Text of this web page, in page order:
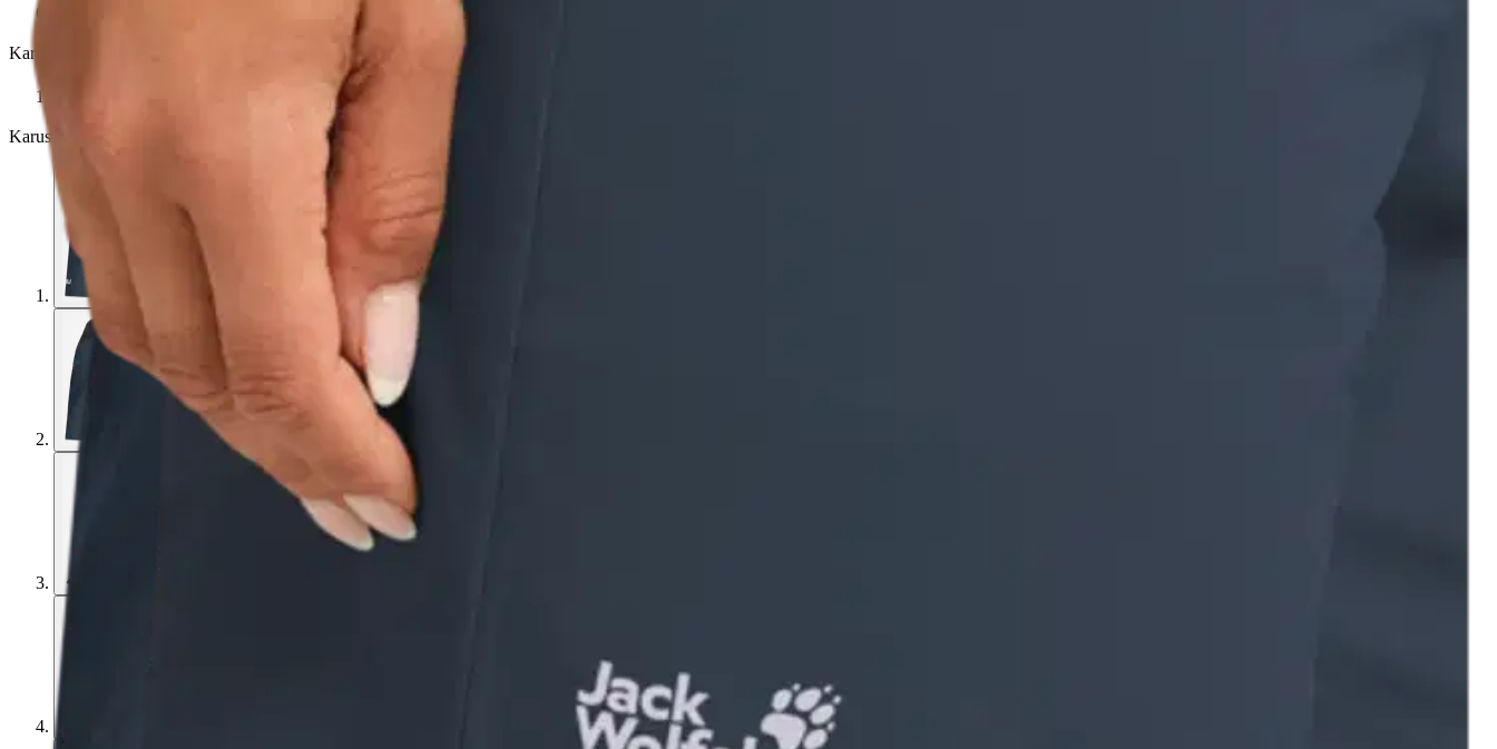
Karusellin nuolipainikkeet
Karusellin pikakuvakkeet